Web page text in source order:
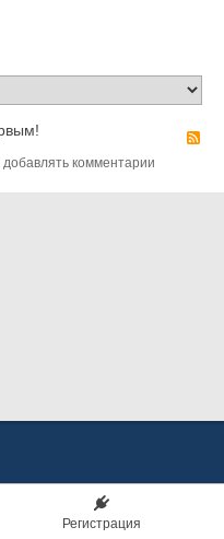
комментарии
Регистрация